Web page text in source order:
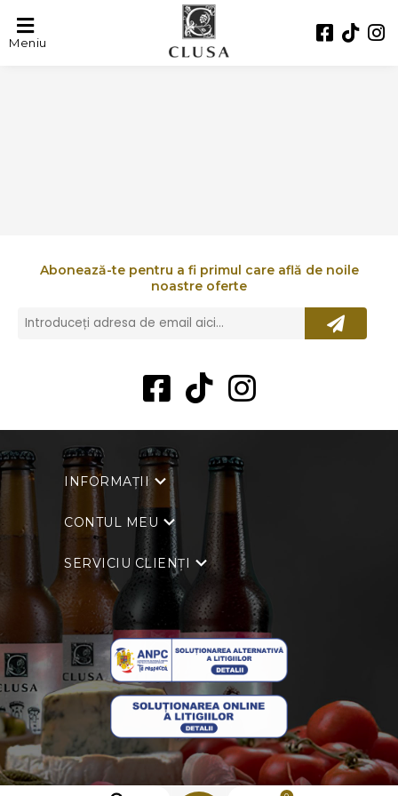
Meniu
FRANGUS
Abonează-te pentru a fi primul care află de noile
noastre oferte
INFORMAȚII
CONTUL MEU
SERVICIU CLIENȚI